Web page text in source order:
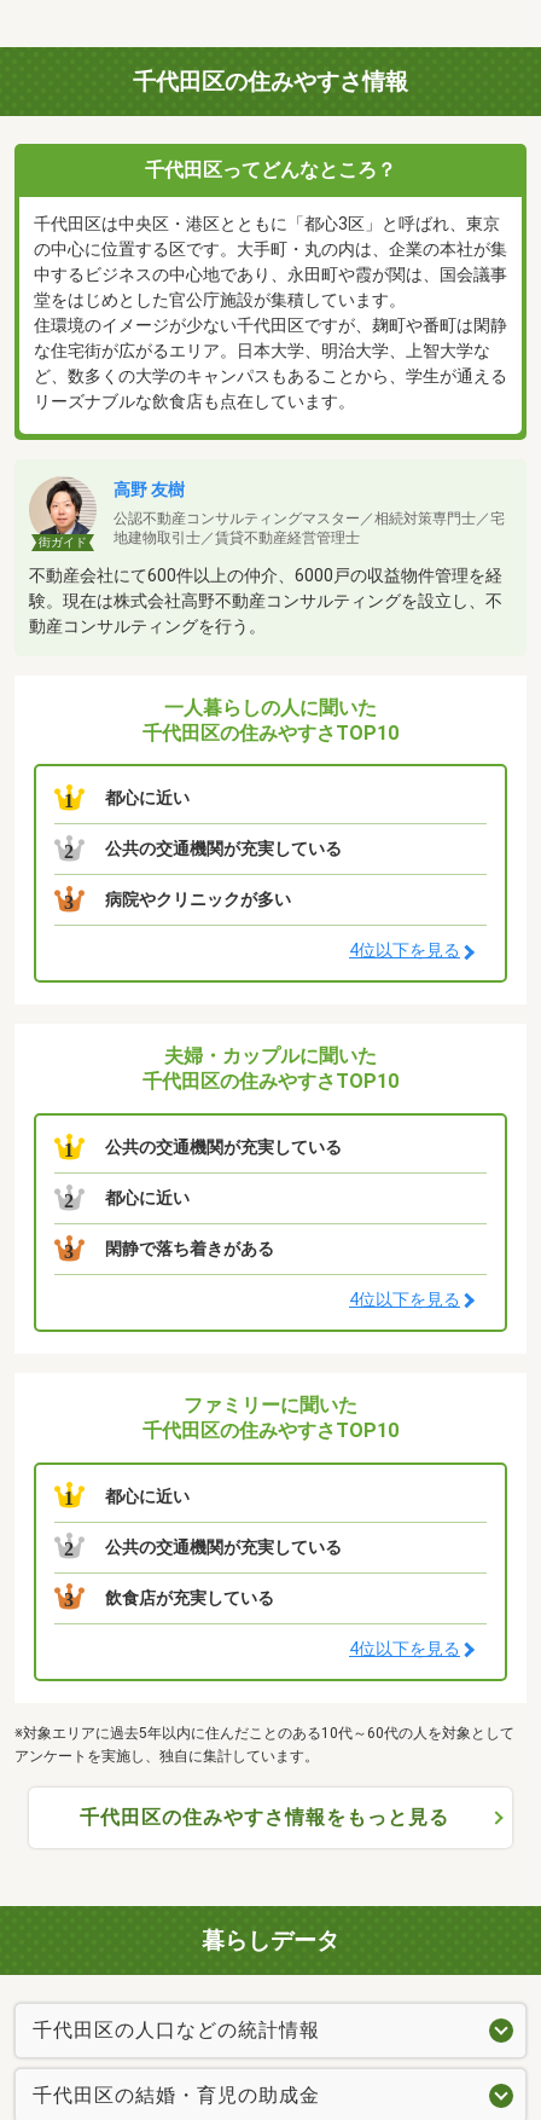
千代田区の住みやすさ情報
千代田区ってどんなところ？
千代田区は中央区・港区とともに「都心3区」と呼ばれ、東京
の中心に位置する区です。大手町・丸の内は、企業の本社が集
中するビジネスの中心地であり、永田町や霞が関は、国会議事
堂をはじめとした官公庁施設が集積しています。
住環境のイメージが少ない千代田区ですが、麹町や番町は閑静
な住宅街が広がるエリア。日本大学、明治大学、上智大学な
ど、数多くの大学のキャンパスもあることから、学生が通える
リーズナブルな飲食店も点在しています。
街ガイド
高野 友樹
公認不動産コンサルティングマスター／相続対策専門士／宅
地建物取引士／賃貸不動産経営管理士
不動産会社にて600件以上の仲介、6000戸の収益物件管理を経
験。現在は株式会社高野不動産コンサルティングを設立し、不
動産コンサルティングを行う。
一人暮らしの人に聞いた
千代田区の住みやすさTOP10
1 都心に近い
2 公共の交通機関が充実している
3 病院やクリニックが多い
4位以下を見る
夫婦・カップルに聞いた
千代田区の住みやすさTOP10
1 公共の交通機関が充実している
2 都心に近い
3 閑静で落ち着きがある
4位以下を見る
ファミリーに聞いた
千代田区の住みやすさTOP10
1 都心に近い
2 公共の交通機関が充実している
3 飲食店が充実している
4位以下を見る
※対象エリアに過去5年以内に住んだことのある10代～60代の人を対象として
アンケートを実施し、独自に集計しています。
千代田区の住みやすさ情報をもっと見る
暮らしデータ
千代田区の人口などの統計情報
千代田区の結婚・育児の助成金